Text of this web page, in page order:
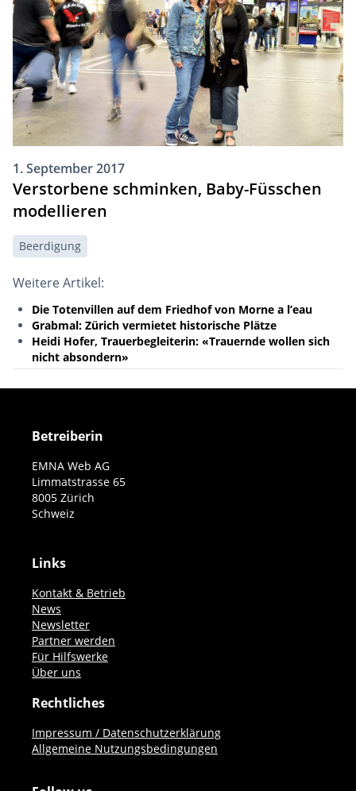
1. September 2017
Verstorbene schminken, Baby-Füsschen
modellieren
Beerdigung
Weitere Artikel:
Die Totenvillen auf dem Friedhof von Morne a l’eau
Grabmal: Zürich vermietet historische Plätze
Heidi Hofer, Trauerbegleiterin: «Trauernde wollen sich
nicht absondern»
Betreiberin
EMNA Web AG
Limmatstrasse 65
8005 Zürich
Schweiz
Links
Kontakt & Betrieb
News
Newsletter
Partner werden
Für Hilfswerke
Über uns
Rechtliches
Impressum / Datenschutzerklärung
Allgemeine Nutzungsbedingungen